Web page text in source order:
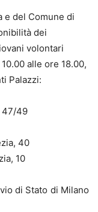
e del Comune di
dei
volontari
alle ore 18.00,
Palazzi:
47/49
40
10
di Stato di Milano